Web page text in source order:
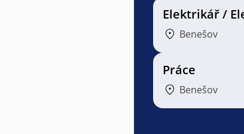
Elektrikář /
Benešov
Práce
Benešov